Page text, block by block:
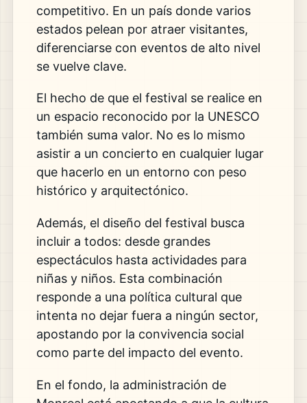
competitivo. En un país donde varios
estados pelean por atraer visitantes,
diferenciarse con eventos de alto nivel
se vuelve clave.
El hecho de que el festival se realice en
un espacio reconocido por la UNESCO
también suma valor. No es lo mismo
asistir a un concierto en cualquier lugar
que hacerlo en un entorno con peso
histórico y arquitectónico.
Además, el diseño del festival busca
incluir a todos: desde grandes
espectáculos hasta actividades para
niñas y niños. Esta combinación
responde a una política cultural que
intenta no dejar fuera a ningún sector,
apostando por la convivencia social
como parte del impacto del evento.
En el fondo, la administración de